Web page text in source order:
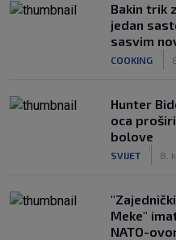
Bakin trik
jedan
sasvim
COOKING
Hunter
oca
bolove
SVIJET 8.
Meke"
NATO-